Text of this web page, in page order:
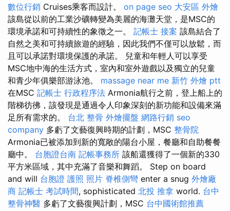
數位行銷 Cruises乘客而設計。 on page seo 大安區 外燴
該島從以前的工業沙礦轉變為美麗的海灘天堂，是MSC的
環境承諾和可持續性的象徵之一。 記帳士 接案 該島結合了
自然之美和可持續旅遊的經驗，因此我們不僅可以放鬆，而
且可以承諾對環境保護的承諾。 兒童和年輕人可以享受
MSC地中海的生活方式，室內和室外遊戲以及獨立的兒童
和青少年俱樂部游泳池。 massage near me 新竹 外燴 ptt
在MSC 記帳士 行政程序法 Armonia航行之前，登上船上的
階梯彷彿，該發現是通過令人印象深刻的新功能和設備來滿
足所有需求的。 台北 整骨 外燴擺盤 網路行銷 seo
company 多虧了文藝復興時期的計劃，MSC 整骨院
Armonia已被添加到新的寬敞的陽台小屋，餐廳和自助餐餐
廳中。 台胞證台南 記帳事務所 該船還獲得了一個新的330
平方米區域，其中充滿了音樂和舞蹈。 Step on board
and will 台胞證 護照 照片 脊椎側彎 enter a snug 外燴廠
商 記帳士 考試時間, sophisticated 北投 推拿 world. 台中
整骨神醫 多虧了文藝復興計劃，MSC 台中國術館推薦